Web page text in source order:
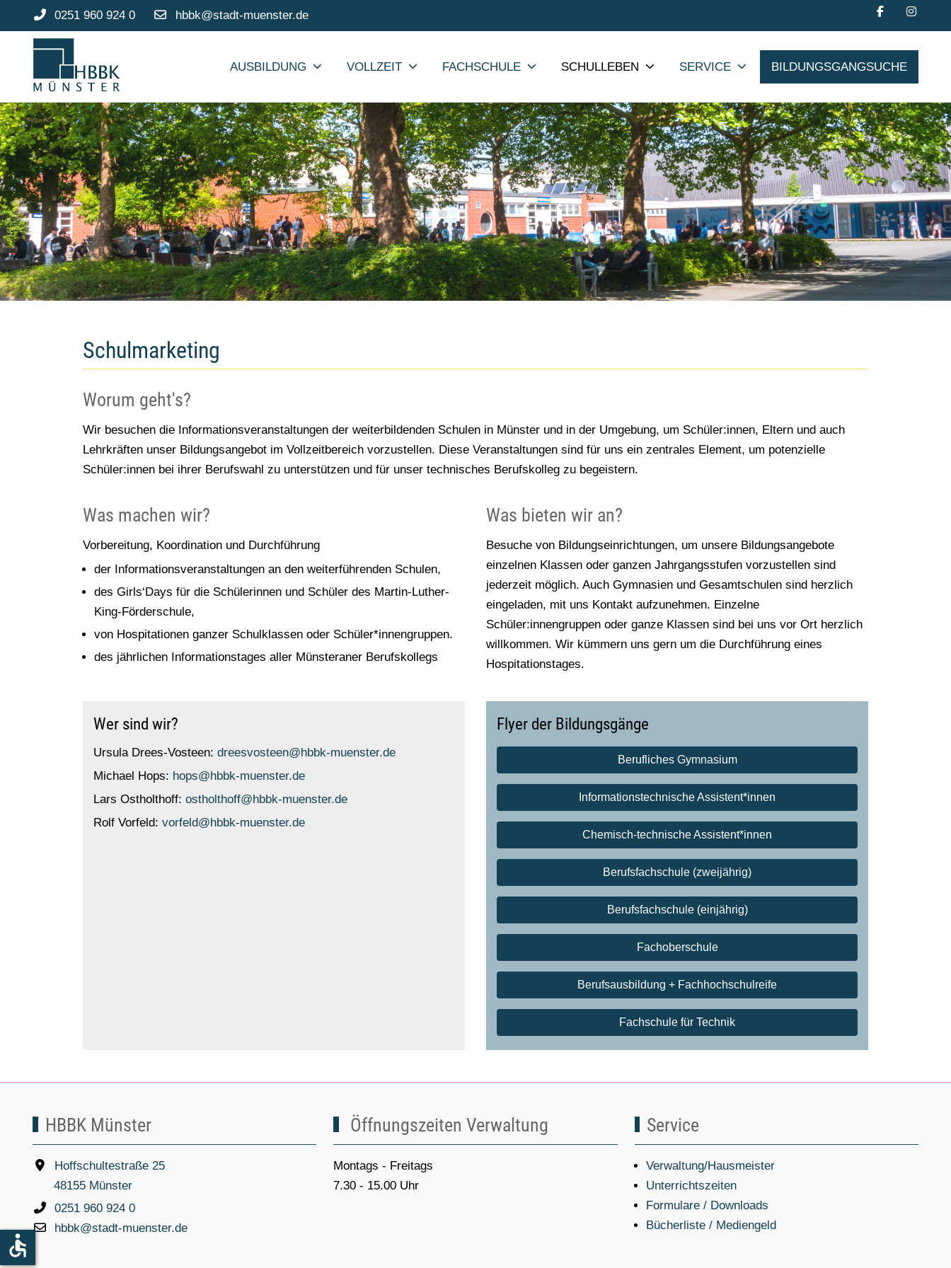
0251 960 924 0 hbbk@stadt-muenster.de
AUSBILDUNG VOLLZEIT FACHSCHULE SCHULLEBEN SERVICE BILDUNGSGANGSUCHE
Schulmarketing
Worum geht's?
Wir besuchen die Informationsveranstaltungen der weiterbildenden Schulen in Münster und in der Umgebung, um Schüler:innen, Eltern und auch
Lehrkräften unser Bildungsangebot im Vollzeitbereich vorzustellen. Diese Veranstaltungen sind für uns ein zentrales Element, um potenzielle
Schüler:innen bei ihrer Berufswahl zu unterstützen und für unser technisches Berufskolleg zu begeistern.
Was machen wir?
Vorbereitung, Koordination und Durchführung
der Informationsveranstaltungen an den weiterführenden Schulen,
des Girls‘Days für die Schülerinnen und Schüler des Martin-Luther-
King-Förderschule,
von Hospitationen ganzer Schulklassen oder Schüler*innengruppen.
des jährlichen Informationstages aller Münsteraner Berufskollegs
Was bieten wir an?
Besuche von Bildungseinrichtungen, um unsere Bildungsangebote
einzelnen Klassen oder ganzen Jahrgangsstufen vorzustellen sind
jederzeit möglich. Auch Gymnasien und Gesamtschulen sind herzlich
eingeladen, mit uns Kontakt aufzunehmen. Einzelne
Schüler:innengruppen oder ganze Klassen sind bei uns vor Ort herzlich
willkommen. Wir kümmern uns gern um die Durchführung eines
Hospitationstages.
Wer sind wir?
Ursula Drees-Vosteen: dreesvosteen@hbbk-muenster.de
Michael Hops: hops@hbbk-muenster.de
Lars Ostholthoff: ostholthoff@hbbk-muenster.de
Rolf Vorfeld: vorfeld@hbbk-muenster.de
Flyer der Bildungsgänge
Berufliches Gymnasium
Informationstechnische Assistent*innen
Chemisch-technische Assistent*innen
Berufsfachschule (zweijährig)
Berufsfachschule (einjährig)
Fachoberschule
Berufsausbildung + Fachhochschulreife
Fachschule für Technik
HBBK Münster
Hoffschultestraße 25
48155 Münster
0251 960 924 0
hbbk@stadt-muenster.de
Öffnungszeiten Verwaltung
Montags - Freitags
7.30 - 15.00 Uhr
Service
Verwaltung/Hausmeister
Unterrichtszeiten
Formulare / Downloads
Bücherliste / Mediengeld
accessible